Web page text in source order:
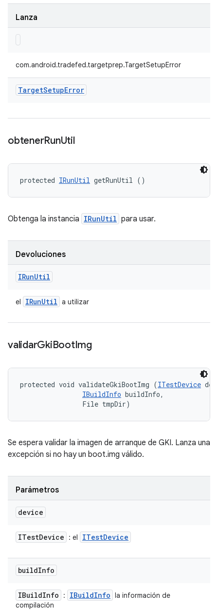
Lanza
com.android.tradefed.targetprep.TargetSetupError
TargetSetupError
obtenerRunUtil
protected IRunUtil getRunUtil ()
Obtenga la instancia IRunUtil para usar.
Devoluciones
IRunUtil
el IRunUtil a utilizar
validarGkiBootImg
protected void validateGkiBootImg (ITestDevice
IBuildInfo buildInfo,
                File tmpDir)
Se espera validar la imagen de arranque de GKI. Lanza una
excepción si no hay un boot.img válido.
Parámetros
device
ITestDevice : el ITestDevice
buildInfo
IBuildInfo : IBuildInfo la información de
compilación